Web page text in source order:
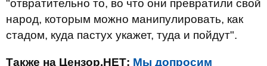
"отвратительно то, во что они превратили свой
народ, которым можно манипулировать, как
стадом, куда пастух укажет, туда и пойдут".
Также на Цензор.НЕТ: Мы допросим